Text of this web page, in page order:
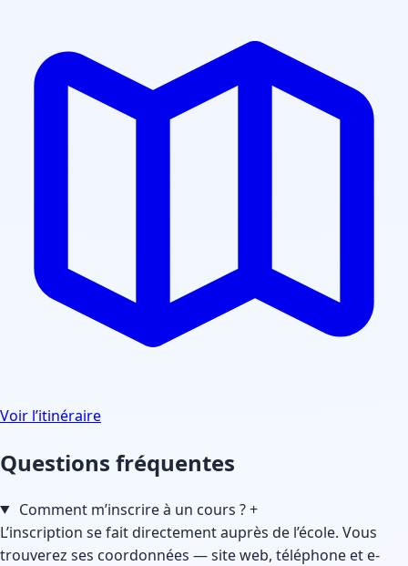
Voir l’itinéraire
Questions fréquentes
Comment m’inscrire à un cours ?+
L’inscription se fait directement auprès de l’école. Vous
trouverez ses coordonnées — site web, téléphone et e-